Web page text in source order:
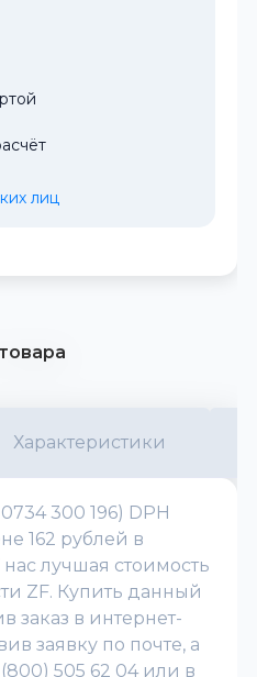
лиц
Характеристики
300 196) DPH
162 рублей в
лучшая стоимость
ZF. Купить данный
заказ в интернет-
заявку по почте, а
505 62 04 или в